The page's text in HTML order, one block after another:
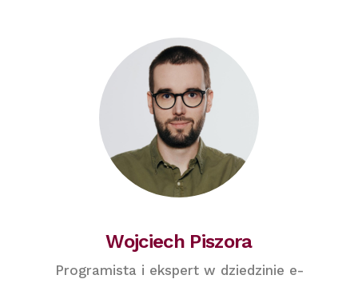
Wojciech Piszora
Programista i ekspert w dziedzinie e-